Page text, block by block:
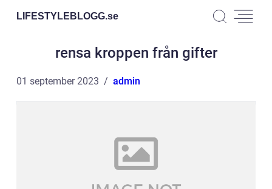
LIFESTYLEBLOGG.se
rensa kroppen från gifter
01 september 2023 admin